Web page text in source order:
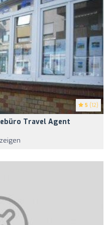
5 (12)
Travel Agent